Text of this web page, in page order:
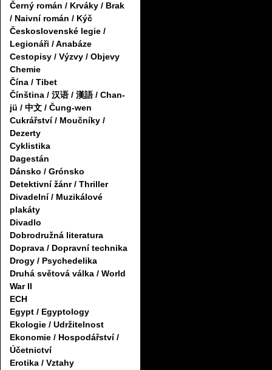
Černý román / Krváky / Brak
/ Naivní román / Kýč
Československé legie /
Legionáři / Anabáze
Cestopisy / Výzvy / Objevy
Chemie
Čína / Tibet
Čínština / 汉语 / 漢語 / Chan-
jü / 中文 / Čung-wen
Cukrářství / Moučníky /
Dezerty
Cyklistika
Dagestán
Dánsko / Grónsko
Detektivní žánr / Thriller
Divadelní / Muzikálové
plakáty
Divadlo
Dobrodružná literatura
Doprava / Dopravní technika
Drogy / Psychedelika
Druhá světová válka / World
War II
ECH
Egypt / Egyptology
Ekologie / Udržitelnost
Ekonomie / Hospodářství /
Účetnictví
Erotika / Vztahy